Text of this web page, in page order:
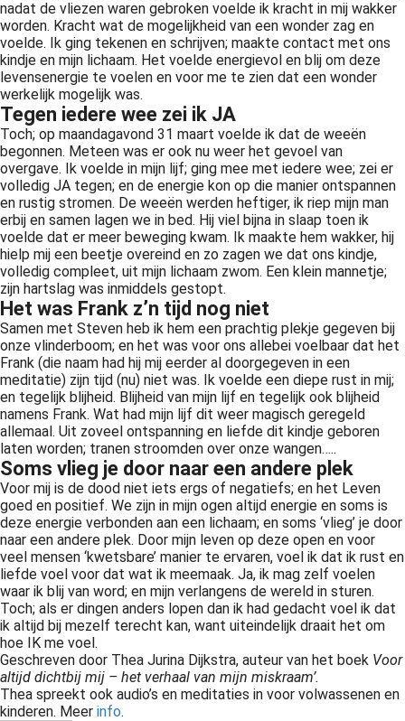
nadat de vliezen waren gebroken voelde ik kracht in mij wakker
worden. Kracht wat de mogelijkheid van een wonder zag en
voelde. Ik ging tekenen en schrijven; maakte contact met ons
kindje en mijn lichaam. Het voelde energievol en blij om deze
levensenergie te voelen en voor me te zien dat een wonder
werkelijk mogelijk was.
Tegen iedere wee zei ik JA
Toch; op maandagavond 31 maart voelde ik dat de weeën
begonnen. Meteen was er ook nu weer het gevoel van
overgave. Ik voelde in mijn lijf; ging mee met iedere wee; zei er
volledig JA tegen; en de energie kon op die manier ontspannen
en rustig stromen. De weeën werden heftiger, ik riep mijn man
erbij en samen lagen we in bed. Hij viel bijna in slaap toen ik
voelde dat er meer beweging kwam. Ik maakte hem wakker, hij
hielp mij een beetje overeind en zo zagen we dat ons kindje,
volledig compleet, uit mijn lichaam zwom. Een klein mannetje;
zijn hartslag was inmiddels gestopt.
Het was Frank z’n tijd nog niet
Samen met Steven heb ik hem een prachtig plekje gegeven bij
onze vlinderboom; en het was voor ons allebei voelbaar dat het
Frank (die naam had hij mij eerder al doorgegeven in een
meditatie) zijn tijd (nu) niet was. Ik voelde een diepe rust in mij;
en tegelijk blijheid. Blijheid van mijn lijf en tegelijk ook blijheid
namens Frank. Wat had mijn lijf dit weer magisch geregeld
allemaal. Uit zoveel ontspanning en liefde dit kindje geboren
laten worden; tranen stroomden over onze wangen…..
Soms vlieg je door naar een andere plek
Voor mij is de dood niet iets ergs of negatiefs; en het Leven
goed en positief. We zijn in mijn ogen altijd energie en soms is
deze energie verbonden aan een lichaam; en soms ‘vlieg’ je door
naar een andere plek. Door mijn leven op deze open en voor
veel mensen ‘kwetsbare’ manier te ervaren, voel ik dat ik rust en
liefde voel voor dat wat ik meemaak. Ja, ik mag zelf voelen
waar ik blij van word; en mijn verlangens de wereld in sturen.
Toch; als er dingen anders lopen dan ik had gedacht voel ik dat
ik altijd bij mezelf terecht kan, want uiteindelijk draait het om
hoe IK me voel.
Geschreven door Thea Jurina Dijkstra, auteur van het boek Voor
altijd dichtbij mij – het verhaal van mijn miskraam’.
Thea spreekt ook audio’s en meditaties in voor volwassenen en
kinderen. Meer info.